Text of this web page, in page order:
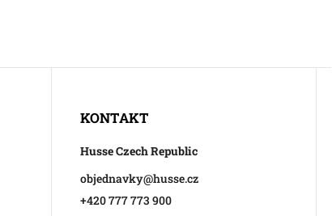
KONTAKT
Husse Czech Republic
objednavky@husse.cz
+420 777 773 900